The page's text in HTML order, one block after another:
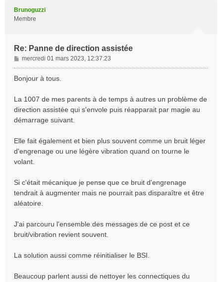
Brunoguzzi
Membre
Re: Panne de direction assistée
M
e
s
g
e
mercredi 01 mars 2023, 12:37:23
Bonjour à tous.
La 1007 de mes parents à de temps à autres un problème de
direction assistée qui s'envole puis réapparait par magie au
démarrage suivant.
Elle fait également et bien plus souvent comme un bruit léger
d'engrenage ou une légère vibration quand on tourne le
volant.
Si c'était mécanique je pense que ce bruit d'engrenage
tendrait à augmenter mais ne pourrait pas disparaître et être
aléatoire.
J'ai parcouru l'ensemble des messages de ce post et ce
bruit/vibration revient souvent.
La solution aussi comme réinitialiser le BSI.
Beaucoup parlent aussi de nettoyer les connectiques du